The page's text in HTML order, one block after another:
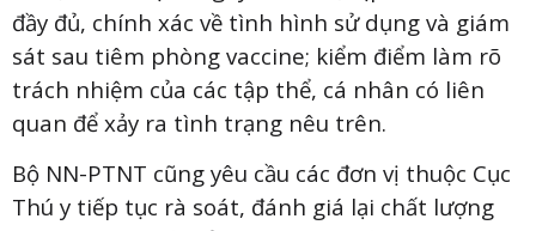
đầy đủ, chính xác về tình hình sử dụng và giám
sát sau tiêm phòng vaccine; kiểm điểm làm rõ
trách nhiệm của các tập thể, cá nhân có liên
quan để xảy ra tình trạng nêu trên.
Bộ NN-PTNT cũng yêu cầu các đơn vị thuộc Cục
Thú y tiếp tục rà soát, đánh giá lại chất lượng